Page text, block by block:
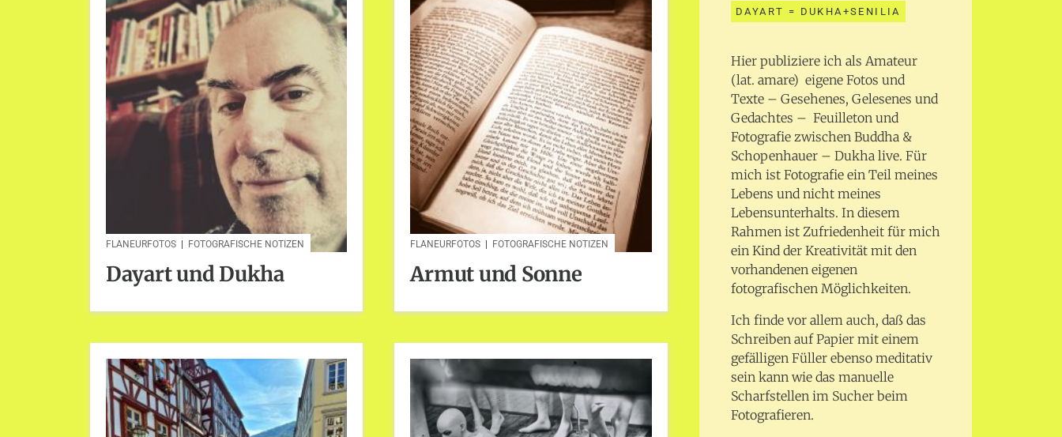
FLANEURFOTOS FOTOGRAFISCHE NOTIZEN
Dayart und Dukha
FLANEURFOTOS FOTOGRAFISCHE NOTIZEN
Armut und Sonne
DAYART = DUKHA+SENILIA
Hier publiziere ich als Amateur
(lat. amare) eigene Fotos und
Texte – Gesehenes, Gelesenes und
Gedachtes – Feuilleton und
Fotografie zwischen Buddha &
Schopenhauer – Dukha live. Für
mich ist Fotografie ein Teil meines
Lebens und nicht meines
Lebensunterhalts. In diesem
Rahmen ist Zufriedenheit für mich
ein Kind der Kreativität mit den
vorhandenen eigenen
fotografischen Möglichkeiten.
Ich finde vor allem auch, daß das
Schreiben auf Papier mit einem
gefälligen Füller ebenso meditativ
sein kann wie das manuelle
Scharfstellen im Sucher beim
Fotografieren.